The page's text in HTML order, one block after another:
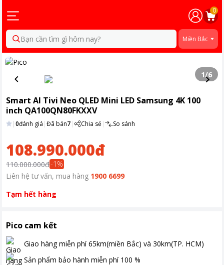
0
Bạn cần tìm gì hôm nay? Miền Bắc
1/6
Smart AI Tivi Neo QLED Mini LED Samsung 4K 100
inch QA100QN80FKXXV
|0đánh giá |Đã bán7| Chia sẻ| So sánh
108.990.000đ
110.000.000đ-1 %
Liên hệ tư vấn, mua hàng 1900 6699
Tạm hết hàng
Pico cam kết
Giao hàng miễn phí 65km(miền Bắc) và 30km(TP. HCM)
Sản phẩm bảo hành miễn phí 100 %